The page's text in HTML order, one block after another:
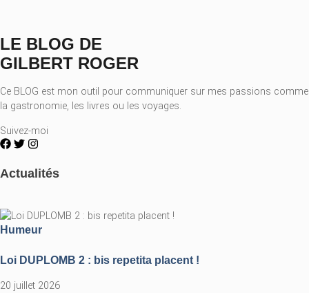
LE BLOG DE
GILBERT ROGER
Ce BLOG est mon outil pour communiquer sur mes passions comme
la gastronomie, les livres ou les voyages.
Suivez-moi
Actualités
Humeur
Loi DUPLOMB 2 : bis repetita placent !
20 juillet 2026